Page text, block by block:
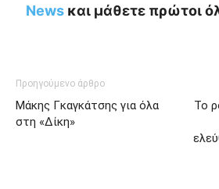
News και μάθετε πρώτοι
Προηγούμενο άρθρο
Μάκης Γκαγκάτσης για όλα
στη «Δίκη»
Το